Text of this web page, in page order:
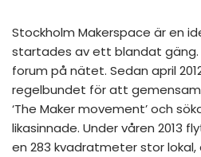
Stockholm Makerspace är en
startades av ett blandat
forum på nätet. Sedan april
regelbundet för att
‘The Maker movement’ och
likasinnade. Under våren 2013
en 283 kvadratmeter stor